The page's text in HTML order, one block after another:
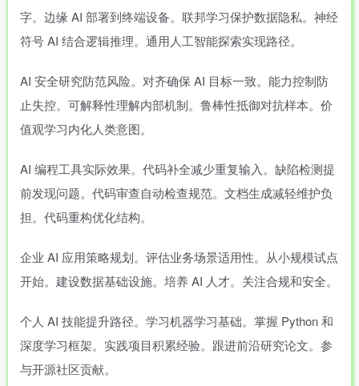
字。边缘 AI 部署到终端设备。联邦学习保护数据隐私。神经
符号 AI 结合逻辑推理。通用人工智能探索实现路径。
AI 安全研究防范风险。对齐确保 AI 目标一致。能力控制防
止失控。可解释性理解内部机制。鲁棒性抵御对抗样本。价
值观学习内化人类意图。
AI 编程工具实际效果。代码补全减少重复输入。缺陷检测提
前发现问题。代码审查自动检查规范。文档生成减轻维护负
担。代码重构优化结构。
企业 AI 应用策略规划。评估业务场景适用性。从小规模试点
开始。建设数据基础设施。培养 AI 人才。关注合规和安全。
个人 AI 技能提升路径。学习机器学习基础。掌握 Python 和
深度学习框架。实践项目积累经验。跟进前沿研究论文。参
与开源社区贡献。